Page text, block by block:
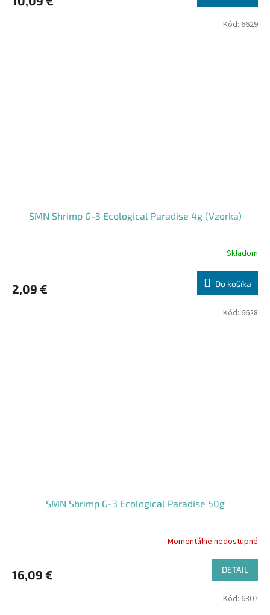
SMN Shrimp G-3 Ecological Paradise 4g (Vzorka)
Skladom
2,09 € Do košíka
Kód: 6629
SMN Shrimp G-3 Ecological Paradise 50g
Momentálne nedostupné
16,09 € DETAIL
Kód: 6628
Kód: 6307